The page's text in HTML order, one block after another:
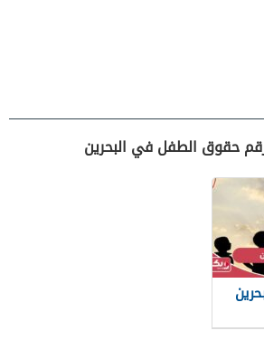
حقوق الطفل في البحرين